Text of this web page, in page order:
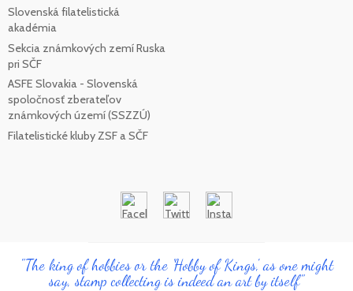
Slovenská filatelistická
akadémia
Sekcia známkových zemí Ruska
pri SČF
ASFE Slovakia - Slovenská
spoločnosť zberateľov
známkových území (SSZZÚ)
Filatelistické kluby ZSF a SČF
"The king of hobbies or the 'Hobby of Kings', as one might
say, stamp collecting is indeed an art by itself"